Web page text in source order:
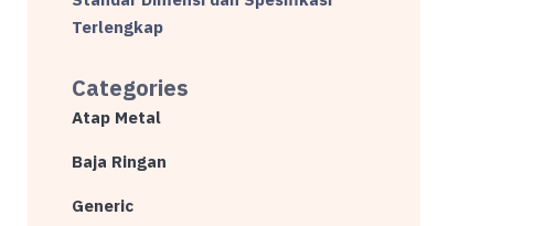
Terlengkap
Categories
Atap Metal
Baja Ringan
Generic